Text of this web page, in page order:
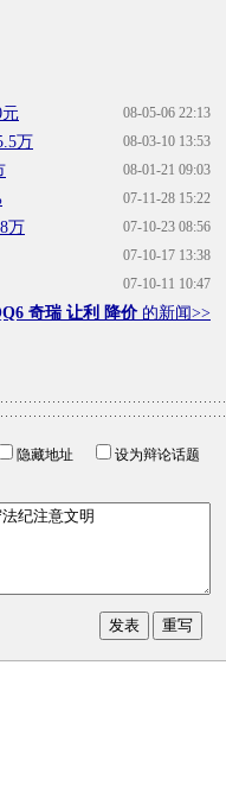
08-05-06 22:13
08-03-10 13:53
万
08-01-21 09:03
07-11-28 15:22
07-10-23 08:56
万
07-10-17 13:38
07-10-11 10:47
奇瑞 让利 降价的新闻>>
隐藏地址
设为辩论话题